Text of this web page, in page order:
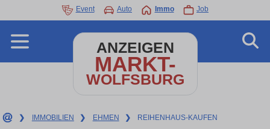
Event Auto Immo Job
ANZEIGEN
MARKT-
WOLFSBURG
❯ IMMOBILIEN ❯ EHMEN ❯ REIHENHAUS-KAUFEN